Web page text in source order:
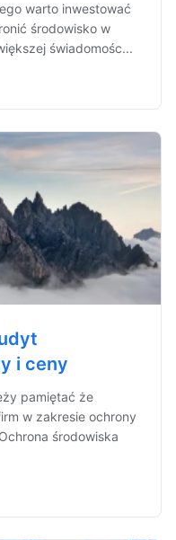
warto inwestować
środowisko w
świadomośc...
i ceny
pamiętać że
w zakresie ochrony
środowiska